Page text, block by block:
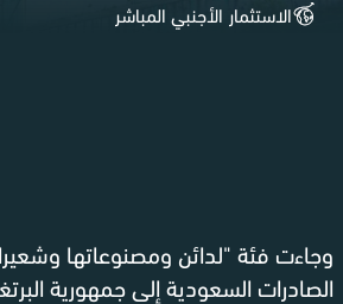
الاستثمار الأجنبي المباشر
وجاءت فئة "لدائن ومصنوعاتها
الصادرات السعودية إلى جمهورية البرتغال